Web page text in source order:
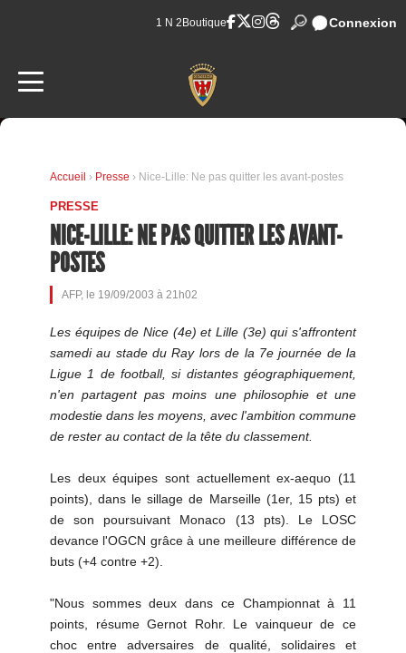
1 N 2 Boutique Connexion
Accueil › Presse › Nice-Lille: Ne pas quitter les avant-postes
PRESSE
NICE-LILLE: NE PAS QUITTER LES AVANT-
POSTES
AFP, le 19/09/2003 à 21h02
Les équipes de Nice (4e) et Lille (3e) qui s'affrontent
samedi au stade du Ray lors de la 7e journée de la
Ligue 1 de football, si distantes géographiquement,
n'en partagent pas moins une philosophie et une
modestie dans les moyens, avec l'ambition commune
de rester au contact de la tête du classement.
Les deux équipes sont actuellement ex-aequo (11
points), dans le sillage de Marseille (1er, 15 pts) et
de son poursuivant Monaco (13 pts). Le LOSC
devance l'OGCN grâce à une meilleure différence de
buts (+4 contre +2).
"Nous sommes deux dans ce Championnat à 11
points, résume Gernot Rohr. Le vainqueur de ce
choc entre adversaires de qualité, solidaires et